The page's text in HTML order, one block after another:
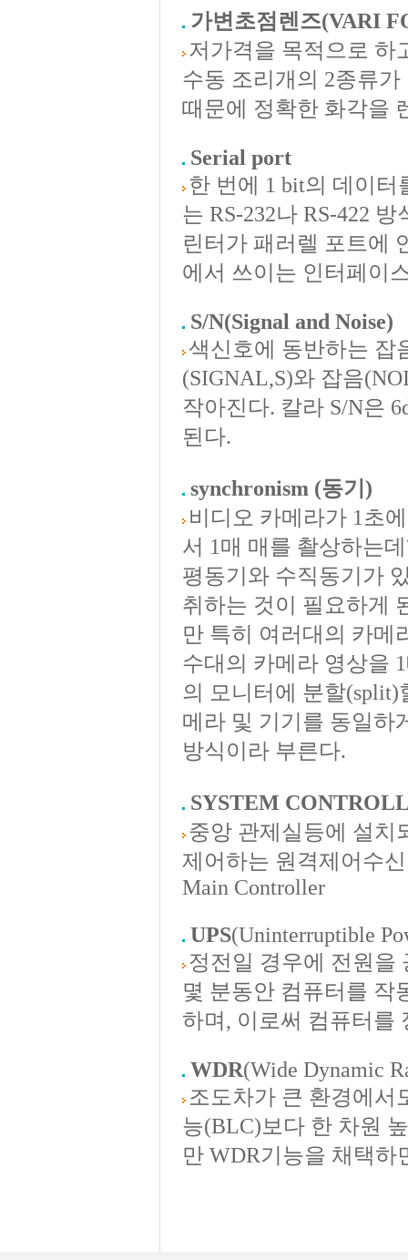
가변초점렌즈(VARI
저가격을 목적으로 하
수동 조리개의 2종류
때문에 정확한 화각을
Serial port
한 번에 1 bit의 데이
는 RS-232나 RS-422
린터가 패러렐 포트에
에서 쓰이는 인터페이
S/N(Signal and Noise)
색신호에 동반하는 잡
(SIGNAL,S)와 잡음
작아진다. 칼라 S/N은
된다.
synchronism (동기)
비디오 카메라가 1초
서 1매 매를 촬상하는
평동기와 수직동기가
취하는 것이 필요하게
만 특히 여러대의 카메
수대의 카메라 영상을
의 모니터에 분할
메라 및 기기를 동일하
방식이라 부른다.
SYSTEM
중앙 관제실등에 설치
제어하는 원격제어수
Main Controller
UPS(Uninterruptible
정전일 경우에 전원을
몇 분동안 컴퓨터를 작
하며, 이로써 컴퓨터를
WDR(Wide Dynamic
조도차가 큰 환경에서
능(BLC)보다 한 차원
만 WDR기능을 채택